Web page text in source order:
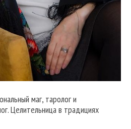
маг, таролог и
Целительница в традициях